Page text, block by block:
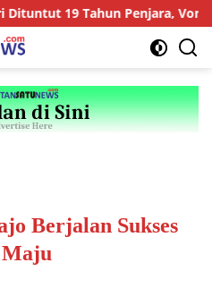
Penjara, Vonis Hakim 18
Berjalan Sukses
Maju